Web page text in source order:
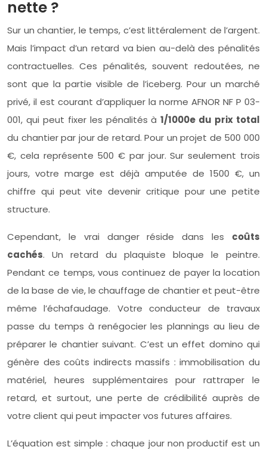
nette ?
Sur un chantier, le temps, c’est littéralement de l’argent.
Mais l’impact d’un retard va bien au-delà des pénalités
contractuelles. Ces pénalités, souvent redoutées, ne
sont que la partie visible de l’iceberg. Pour un marché
privé, il est courant d’appliquer la norme AFNOR NF P 03-
001, qui peut fixer les pénalités à1/1000e du prix total
du chantier par jour de retard. Pour un projet de 500 000
€, cela représente 500 € par jour. Sur seulement trois
jours, votre marge est déjà amputée de 1500 €, un
chiffre qui peut vite devenir critique pour une petite
structure.
Cependant, le vrai danger réside dans les coûts
cachés. Un retard du plaquiste bloque le peintre.
Pendant ce temps, vous continuez de payer la location
de la base de vie, le chauffage de chantier et peut-être
même l’échafaudage. Votre conducteur de travaux
passe du temps à renégocier les plannings au lieu de
préparer le chantier suivant. C’est un effet domino qui
génère des coûts indirects massifs : immobilisation du
matériel, heures supplémentaires pour rattraper le
retard, et surtout, une perte de crédibilité auprès de
votre client qui peut impacter vos futures affaires.
L’équation est simple : chaque jour non productif est un